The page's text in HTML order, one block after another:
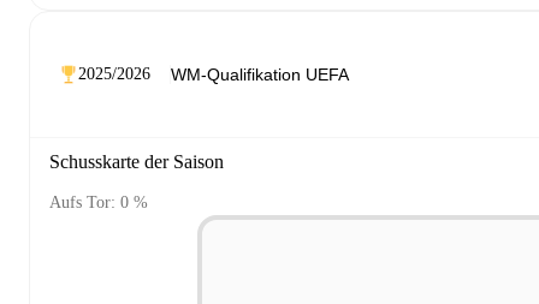
2025/2026
Schusskarte der Saison
Aufs Tor: 0 %